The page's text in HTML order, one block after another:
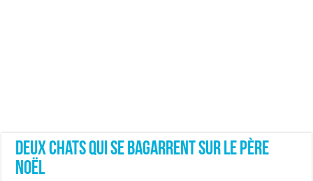
Deux chats qui se bagarrent sur le père
Noël